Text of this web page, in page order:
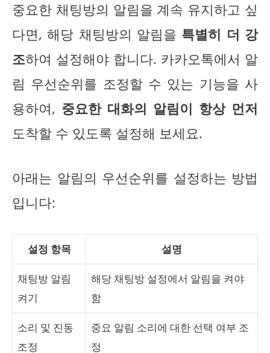
중요한 채팅방의 알림을 계속 유지하고 싶
다면, 해당 채팅방의 알림을 특별히 더 강
조하여 설정해야 합니다. 카카오톡에서 알
림 우선순위를 조정할 수 있는 기능을 사
용하여, 중요한 대화의 알림이 항상 먼저
도착할 수 있도록 설정해 보세요.
아래는 알림의 우선순위를 설정하는 방법
입니다:
설정 항목 설명
채팅방 알림
켜기
해당 채팅방 설정에서 알림을 켜야
함
소리 및 진동
조정
중요 알림 소리에 대한 선택 여부 조
정